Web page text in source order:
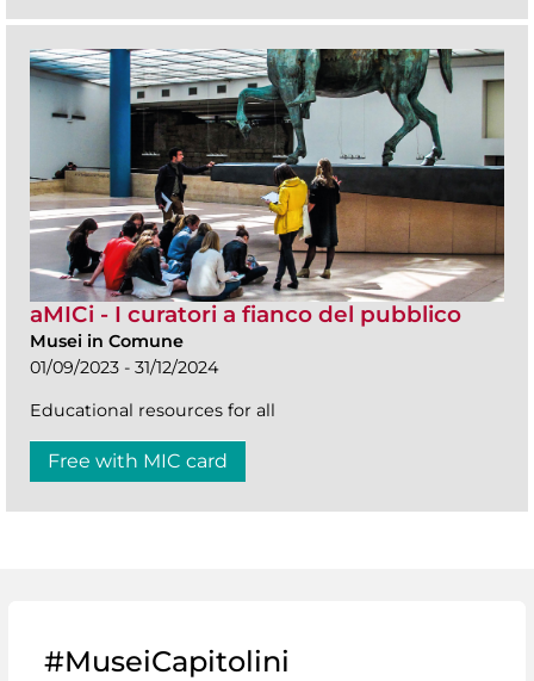
aMICi - I curatori a fianco del pubblico
Musei in Comune
01/09/2023 - 31/12/2024
Educational resources for all
Free with MIC card
#MuseiCapitolini